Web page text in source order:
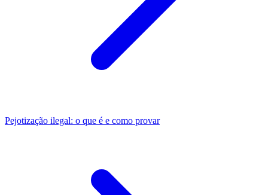
Pejotização ilegal: o que é e como provar